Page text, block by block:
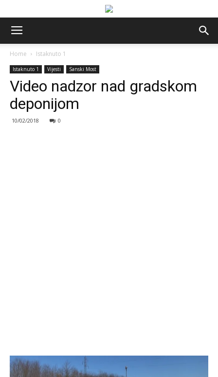
Home Istaknuto 1
Istaknuto 1 Vijesti Sanski Most
Video nadzor nad gradskom
deponijom
10/02/2018 0